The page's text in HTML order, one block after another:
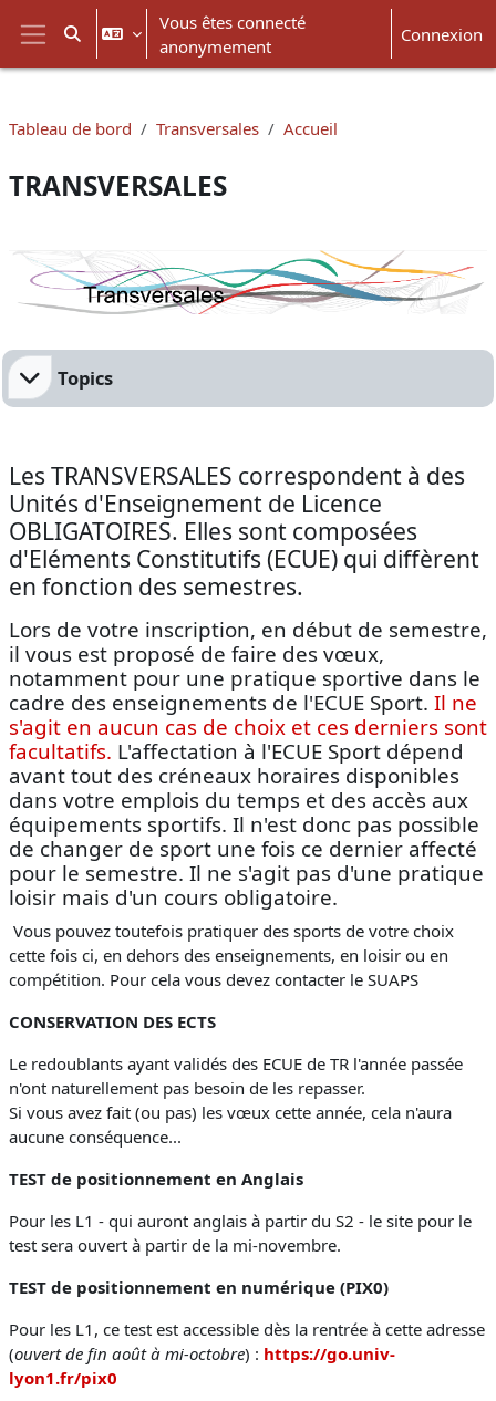
Passer au contenu principal
Panneau latéral
Activer/désactiver la saisie de recherche
Vous êtes connecté
anonymement
Connexion
Tableau de bord Transversales Accueil
TRANSVERSALES
Résumé de section
Topics
Les TRANSVERSALES correspondent à des
Unités d'Enseignement de Licence
OBLIGATOIRES. Elles sont composées
d'Eléments Constitutifs (ECUE) qui diffèrent
en fonction des semestres.
Lors de votre inscription, en début de semestre,
il vous est proposé de faire des vœux,
notamment pour une pratique sportive dans le
cadre des enseignements de l'ECUE Sport. Il ne
s'agit en aucun cas de choix et ces derniers sont
facultatifs. L'affectation à l'ECUE Sport dépend
avant tout des créneaux horaires disponibles
dans votre emplois du temps et des accès aux
équipements sportifs. Il n'est donc pas possible
de changer de sport une fois ce dernier affecté
pour le semestre. Il ne s'agit pas d'une pratique
loisir mais d'un cours obligatoire.
Vous pouvez toutefois pratiquer des sports de votre choix
cette fois ci, en dehors des enseignements, en loisir ou en
compétition. Pour cela vous devez contacter le SUAPS
CONSERVATION DES ECTS
Le redoublants ayant validés des ECUE de TR l'année passée
n'ont naturellement pas besoin de les repasser.
Si vous avez fait (ou pas) les vœux cette année, cela n'aura
aucune conséquence...
TEST de positionnement en Anglais
Pour les L1 - qui auront anglais à partir du S2 - le site pour le
test sera ouvert à partir de la mi-novembre.
TEST de positionnement en numérique (PIX0)
Pour les L1, ce test est accessible dès la rentrée à cette adresse
(ouvert de fin août à mi-octobre) : https://go.univ-
lyon1.fr/pix0